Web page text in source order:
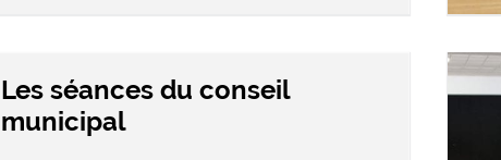
Les séances du conseil
municipal